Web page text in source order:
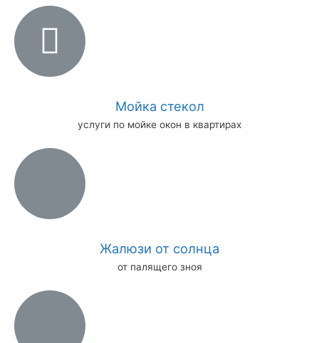
Мойка стекол
услуги по мойке окон в квартирах
Жалюзи от солнца
от палящего зноя